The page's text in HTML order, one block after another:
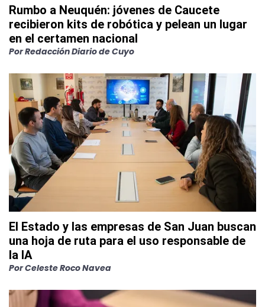
Rumbo a Neuquén: jóvenes de Caucete
recibieron kits de robótica y pelean un lugar
en el certamen nacional
PorRedacción Diario de Cuyo
El Estado y las empresas de San Juan buscan
una hoja de ruta para el uso responsable de
la IA
PorCeleste Roco Navea